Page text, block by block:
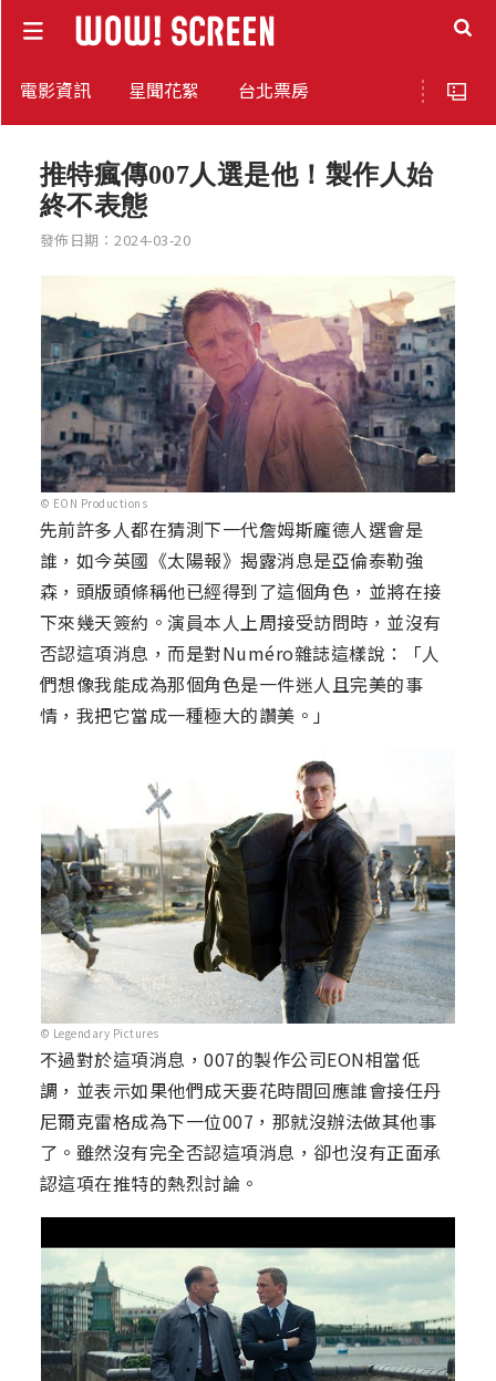
電影資訊 星聞花絮 台北票房
推特瘋傳007人選是他！製作人始
終不表態
發佈日期：2024-03-20
© EON Productions
先前許多人都在猜測下一代詹姆斯龐德人選會是
誰，如今英國《太陽報》揭露消息是亞倫泰勒強
森，頭版頭條稱他已經得到了這個角色，並將在接
下來幾天簽約。演員本人上周接受訪問時，並沒有
否認這項消息，而是對Numéro雜誌這樣說：「人
們想像我能成為那個角色是一件迷人且完美的事
情，我把它當成一種極大的讚美。」
© Legendary Pictures
不過對於這項消息，007的製作公司EON相當低
調，並表示如果他們成天要花時間回應誰會接任丹
尼爾克雷格成為下一位007，那就沒辦法做其他事
了。雖然沒有完全否認這項消息，卻也沒有正面承
認這項在推特的熱烈討論。